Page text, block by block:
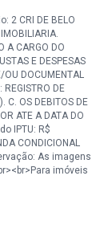
2 CRI DE BELO
A CARGO DO
E DESPESAS
OU DOCUMENTAL
REGISTRO DE
C. OS DEBITOS DE
ATE A DATA DO
IPTU: R$
CONDICIONAL
As imagens
imóveis